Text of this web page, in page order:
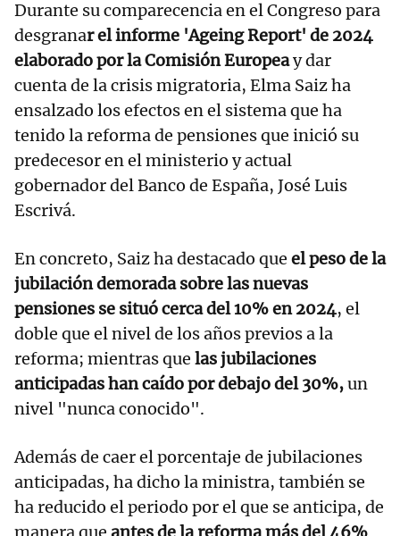
Durante su comparecencia en el Congreso para
desgranar el informe 'Ageing Report' de 2024
elaborado por la Comisión Europeay dar
cuenta de la crisis migratoria, Elma Saiz ha
ensalzado los efectos en el sistema que ha
tenido la reforma de pensiones que inició su
predecesor en el ministerio y actual
gobernador del Banco de España, José Luis
Escrivá.
En concreto, Saiz ha destacado que el peso de la
jubilación demorada sobre las nuevas
pensiones se situó cerca del 10% en 2024, el
doble que el nivel de los años previos a la
reforma; mientras que las jubilaciones
anticipadas han caído por debajo del 30%,un
nivel "nunca conocido".
Además de caer el porcentaje de jubilaciones
anticipadas, ha dicho la ministra, también se
ha reducido el periodo por el que se anticipa, de